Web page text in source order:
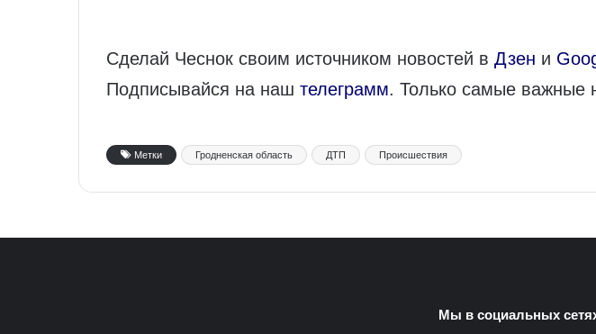
Сделай Чеснок своим источником новостей в Дзен и
Подписывайся на наш телеграмм. Только самые важные
Метки Гродненская область ДТП Происшествия
Мы в социальных